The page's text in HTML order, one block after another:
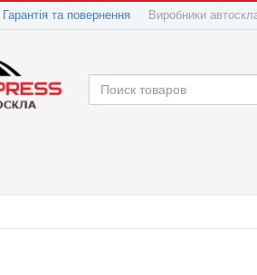
Гарантія та повернення Виробники